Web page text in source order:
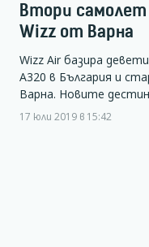
Втори самолет
Wizz от Варна
Wizz Air базира
A320 в България и
Варна. Новите
17 юли 2019 в 15:42